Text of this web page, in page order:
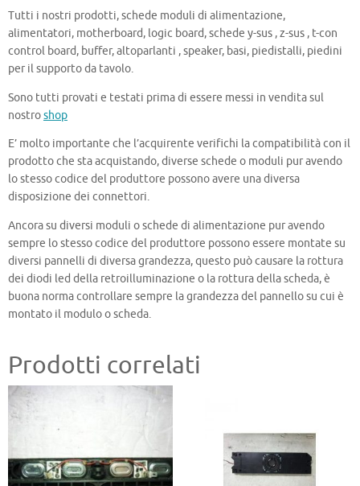
Tutti i nostri prodotti, schede moduli di alimentazione,
alimentatori, motherboard, logic board, schede y-sus , z-sus , t-con
control board, buffer, altoparlanti , speaker, basi, piedistalli, piedini
per il supporto da tavolo.
Sono tutti provati e testati prima di essere messi in vendita sul
nostroshop
E’ molto importante che l’acquirente verifichi la compatibilità con il
prodotto che sta acquistando, diverse schede o moduli pur avendo
lo stesso codice del produttore possono avere una diversa
disposizione dei connettori.
Ancora su diversi moduli o schede di alimentazione pur avendo
sempre lo stesso codice del produttore possono essere montate su
diversi pannelli di diversa grandezza, questo può causare la rottura
dei diodi led della retroilluminazione o la rottura della scheda, è
buona norma controllare sempre la grandezza del pannello su cui è
montato il modulo o scheda.
Prodotti correlati